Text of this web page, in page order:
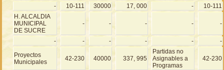
- 10-111 30000 17, 000 -
10-111
H. ALCALDIA
MUNICIPAL
DE SUCRE
- - - - -
- - - - -
-
Proyectos
Municipales
42-230 40000 337, 995
Partidas no
Asignables a
Programas
42-230